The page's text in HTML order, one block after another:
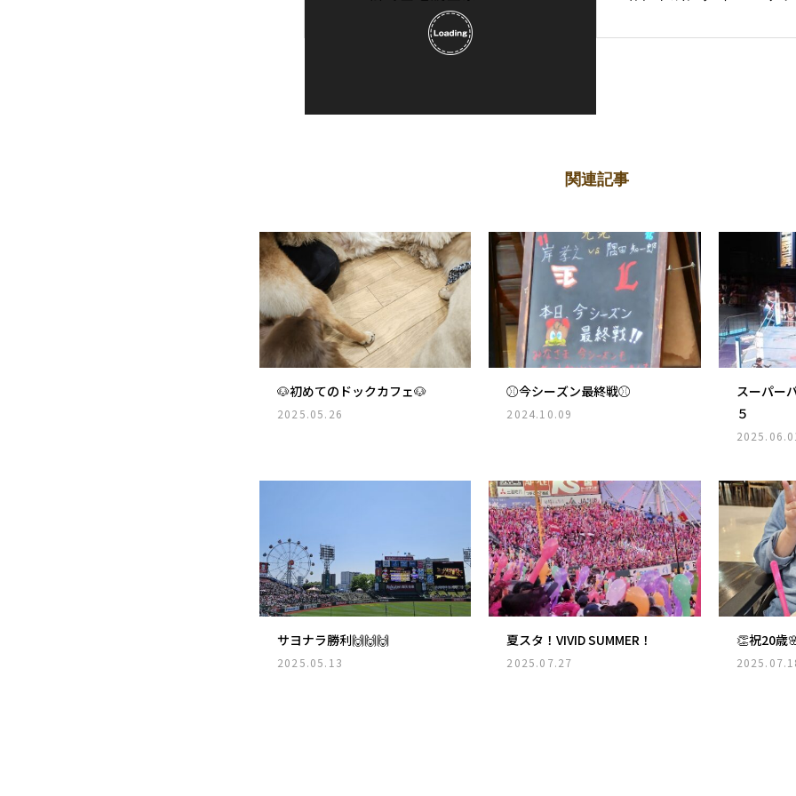
関連記事
🐶初めてのドックカフェ🐶
2025.05.26
⚾今シーズン最終戦⚾
2024.10.09
スーパー
５
サヨナラ勝利🙌🙌🙌
2025.05.13
夏スタ！VIVID SUMMER！
2025.07.27
👏祝20歳